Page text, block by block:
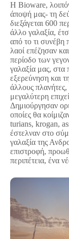
Η Bioware,
άποψή μας- τη
διεξάγεται 600
άλλο γαλαξία,
από το τι συνέβη
λαοί επέζησαν
περίοδο των
γαλαξία μας, στα
εξερεύνηση και
άλλους
μεγαλύτερη
Δημιούργησαν
οποίες θα
turians, krogan,
έστελναν στο
γαλαξία της
επιστροφή,
περιπέτεια, ένα